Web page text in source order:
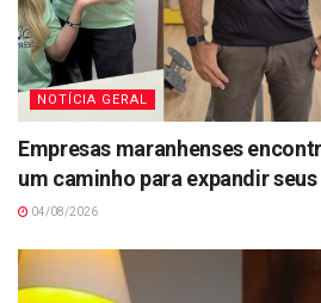
NOTÍCIA GERAL
Empresas maranhenses
um caminho para expandir
04/08/2026